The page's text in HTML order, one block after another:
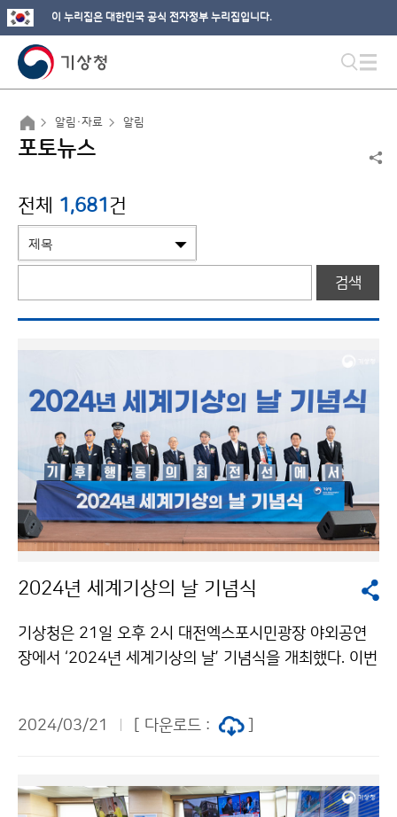
이 누리집은 대한민국 공식 전자정부 누리집입니다.
알림·자료 알림
포토뉴스
전체 1,681건
검색
2024년 세계기상의 날 기념식
기상청은 21일 오후 2시 대전엑스포시민광장 야외공연
장에서 ‘2024년 세계기상의 날’ 기념식을 개최했다. 이번
대행사로 ‘국민과 함께하는 기상과학 전시·체험행사’가 2
2024/03/21 [ 다운로드 :